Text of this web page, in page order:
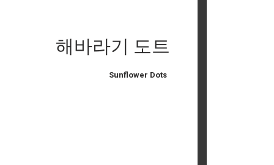
해바라기 도트
Sunflower Dots